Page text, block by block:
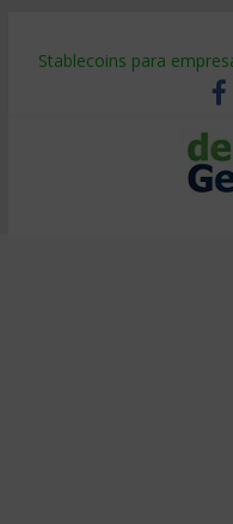
Stablecoins para
Despido silencioso: qué
IA en selección de
Trabajo forzoso en la
Mercado hispano de